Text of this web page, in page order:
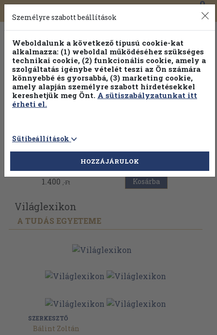
Toggle
navigation
0
Válogasson több mint 1.000.000 kiadványunk közül
100% kedvezménnyel!
Vissza az előző oldalra
1.400 ,-Ft Kosárba
Világlexikon
A TUDÁS EGYETEME
SZERKESZTŐ
Bálint Zoltán
Személyre szabott beállítások
Weboldalunk a következő típusú cookie-kat
alkalmazza: (1) weboldal működéséhez szükséges
technikai cookie, (2) funkcionális cookie, amely a
szolgáltatás igénybe vételét teszi az Ön számára
könnyebbé és gyorsabbá, (3) marketing cookie,
amely alapján személyre szabott hirdetésekkel
kereshetjük meg Önt. A sütiszabályzatunkat itt
érheti el.
Sütibeállítások
HOZZÁJÁRULOK